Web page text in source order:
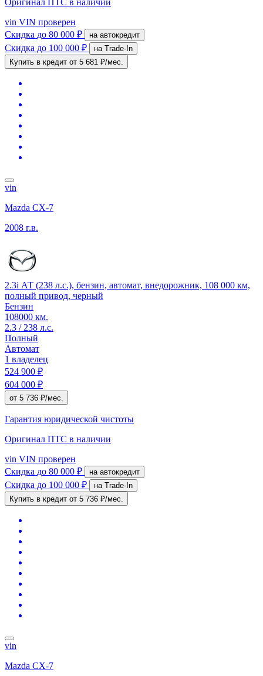
vin VIN проверен
Скидка до 80 000 ₽ на автокредит
Скидка до 100 000 ₽
на Trade-In
Купить в кредит от 5 681 ₽/мес.
vin
Mazda CX-7
2008 г.в.
2.3i АТ (238 л.с.), бензин, автомат, внедорожник, 108 000 км,
полный привод, черный
Бензин
108000 км.
2.3 / 238 л.с.
Полный
Автомат
1 владелец
524 900 ₽
604 000 ₽
от 5 736 ₽/мес.
Гарантия юридической чистоты
Оригинал ПТС в наличии
vin VIN проверен
Скидка до 80 000 ₽ на автокредит
Скидка до 100 000 ₽
на Trade-In
Купить в кредит от 5 736 ₽/мес.
vin
Mazda CX-7